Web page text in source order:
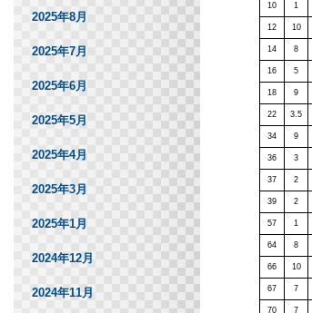
10 1
12 10
14 8
16 5
18 9
22 3.5
34 9
36 3
37 2
39 2
57 1
64 8
66 10
67 7
70 7
2025年8月
2025年7月
2025年6月
2025年5月
2025年4月
2025年3月
2025年1月
2024年12月
2024年11月